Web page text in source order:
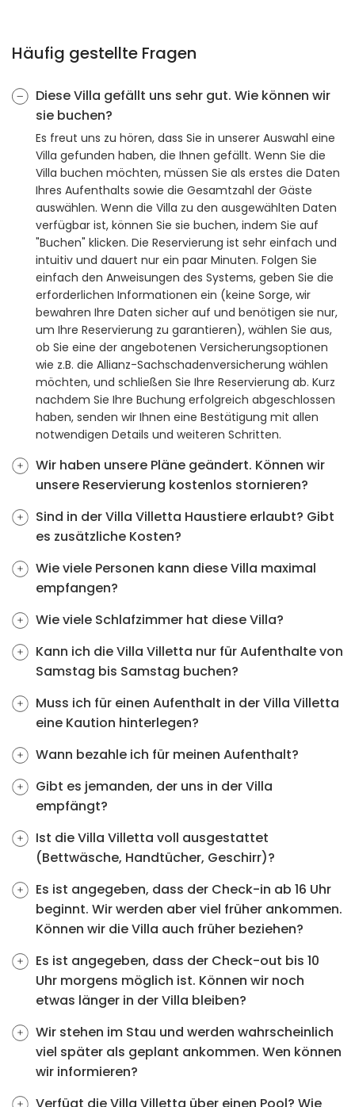
Häufig gestellte Fragen
Diese Villa gefällt uns sehr gut. Wie können wir
sie buchen?
Es freut uns zu hören, dass Sie in unserer Auswahl eine
Villa gefunden haben, die Ihnen gefällt. Wenn Sie die
Villa buchen möchten, müssen Sie als erstes die Daten
Ihres Aufenthalts sowie die Gesamtzahl der Gäste
auswählen. Wenn die Villa zu den ausgewählten Daten
verfügbar ist, können Sie sie buchen, indem Sie auf
"Buchen" klicken. Die Reservierung ist sehr einfach und
intuitiv und dauert nur ein paar Minuten. Folgen Sie
einfach den Anweisungen des Systems, geben Sie die
erforderlichen Informationen ein (keine Sorge, wir
bewahren Ihre Daten sicher auf und benötigen sie nur,
um Ihre Reservierung zu garantieren), wählen Sie aus,
ob Sie eine der angebotenen Versicherungsoptionen
wie z.B. die Allianz-Sachschadenversicherung wählen
möchten, und schließen Sie Ihre Reservierung ab. Kurz
nachdem Sie Ihre Buchung erfolgreich abgeschlossen
haben, senden wir Ihnen eine Bestätigung mit allen
notwendigen Details und weiteren Schritten.
Wir haben unsere Pläne geändert. Können wir
unsere Reservierung kostenlos stornieren?
Sind in der Villa Villetta Haustiere erlaubt? Gibt
es zusätzliche Kosten?
Wie viele Personen kann diese Villa maximal
empfangen?
Wie viele Schlafzimmer hat diese Villa?
Kann ich die Villa Villetta nur für Aufenthalte von
Samstag bis Samstag buchen?
Muss ich für einen Aufenthalt in der Villa Villetta
eine Kaution hinterlegen?
Wann bezahle ich für meinen Aufenthalt?
Gibt es jemanden, der uns in der Villa
empfängt?
Ist die Villa Villetta voll ausgestattet
(Bettwäsche, Handtücher, Geschirr)?
Es ist angegeben, dass der Check-in ab 16 Uhr
beginnt. Wir werden aber viel früher ankommen.
Können wir die Villa auch früher beziehen?
Es ist angegeben, dass der Check-out bis 10
Uhr morgens möglich ist. Können wir noch
etwas länger in der Villa bleiben?
Wir stehen im Stau und werden wahrscheinlich
viel später als geplant ankommen. Wen können
wir informieren?